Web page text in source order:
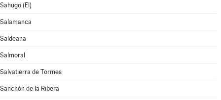
Sahugo (El)
Salamanca
Saldeana
Salmoral
Salvatierra de Tormes
Sanchón de la Ribera